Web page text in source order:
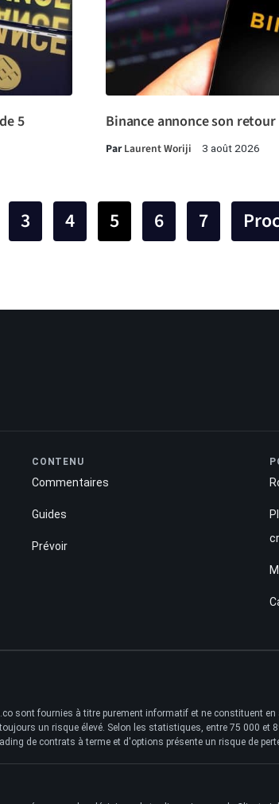
5
Binance annonce son
ParLaurent Woriji 3 août 2026
3 4 5 6 7
CONTENU
Commentaires
Guides
Prévoir
sont fournies à titre purement informatif et ne constituent
un risque élevé. Selon les statistiques, entre 75 000
de contrats à terme et d'options présente un risque de